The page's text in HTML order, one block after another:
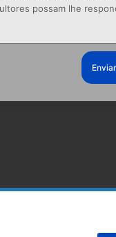
Enviar